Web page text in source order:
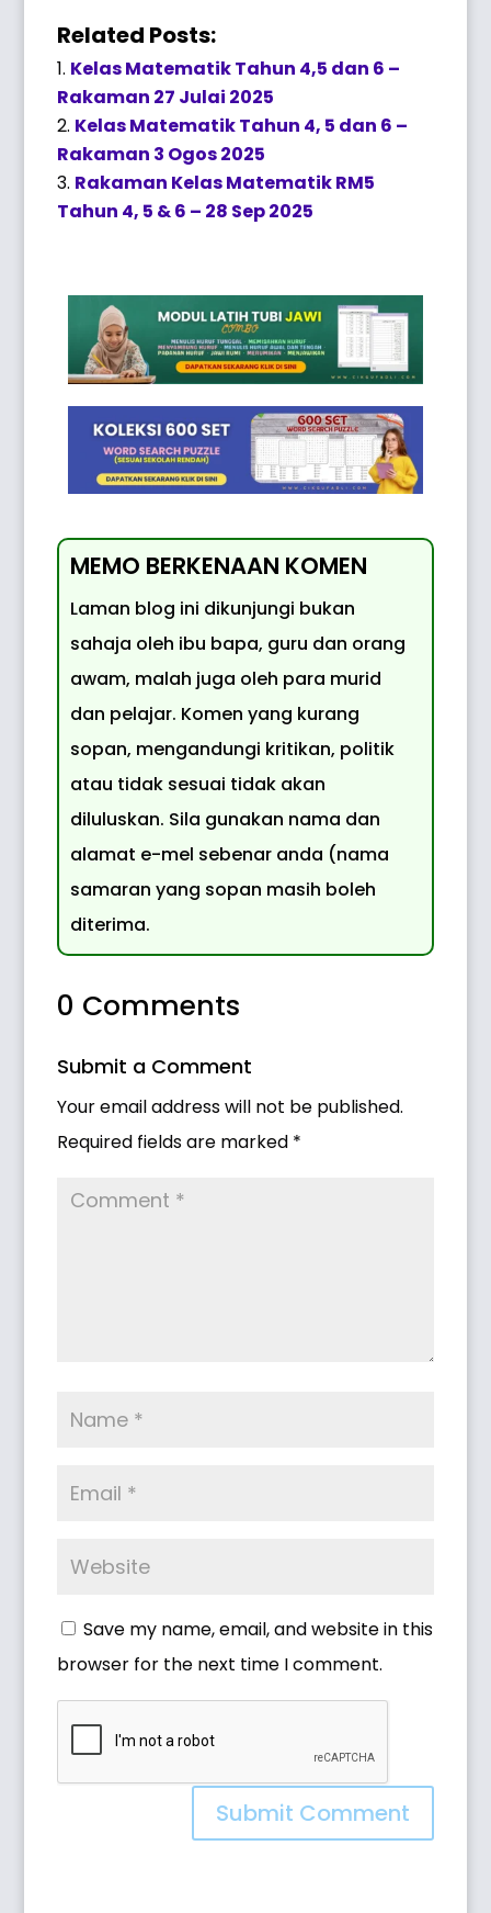
Related Posts:
Kelas Matematik Tahun 4,5 dan 6 –
Rakaman 27 Julai 2025
Kelas Matematik Tahun 4, 5 dan 6 –
Rakaman 3 Ogos 2025
Rakaman Kelas Matematik RM5
Tahun 4, 5 & 6 – 28 Sep 2025
MEMO BERKENAAN KOMEN
Laman blog ini dikunjungi bukan
sahaja oleh ibu bapa, guru dan orang
awam, malah juga oleh para murid
dan pelajar. Komen yang kurang
sopan, mengandungi kritikan, politik
atau tidak sesuai tidak akan
diluluskan. Sila gunakan nama dan
alamat e-mel sebenar anda (nama
samaran yang sopan masih boleh
diterima.
0 Comments
Submit a Comment
Your email address will not be published.
Required fields are marked *
Save my name, email, and website in this
browser for the next time I comment.
Submit Comment